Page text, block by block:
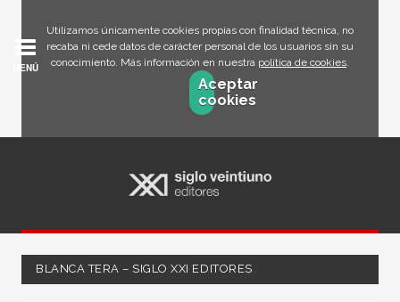
Utilizamos únicamente cookies propias con finalidad técnica, no
recaba ni cede datos de carácter personal de los usuarios sin su
conocimiento. Más información en nuestra política de cookies.
Aceptar
cookies
MENÚ
BLANCA TERA – SIGLO XXI EDITORES